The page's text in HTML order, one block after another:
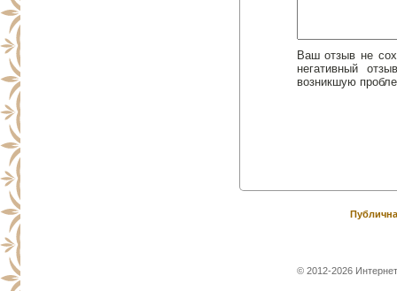
Ваш отзыв не
негативный
возникшую
© 2012-2026